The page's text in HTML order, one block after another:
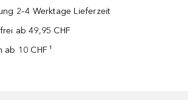
2–4 Werktage Lieferzeit
ab 49,95 CHF
10 CHF ¹